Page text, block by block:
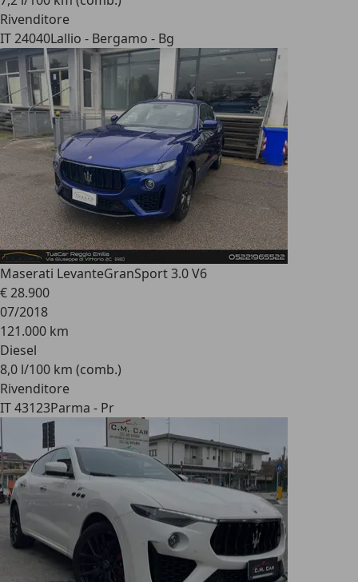
Rivenditore
IT 24040Lallio - Bergamo - Bg
Maserati LevanteGranSport 3.0 V6
€ 28.900
07/2018
121.000 km
Diesel
8,0 l/100 km (comb.)
Rivenditore
IT 43123Parma - Pr